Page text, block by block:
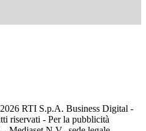
2026 RTI S.p.A. Business Digital -
riservati - Per la pubblicità